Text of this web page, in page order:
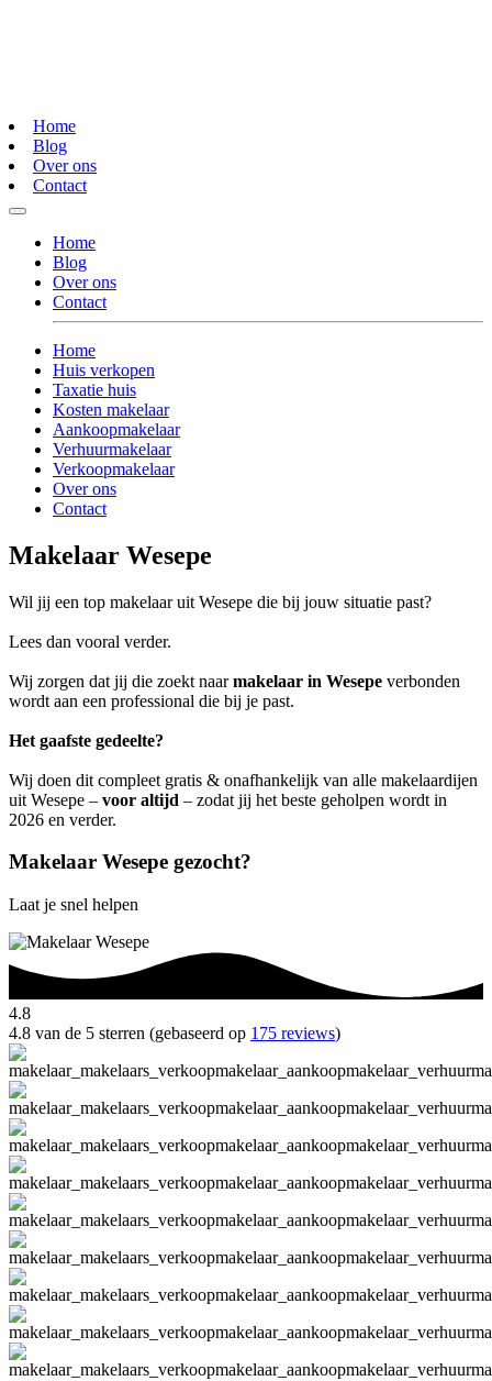
Home
Blog
Over ons
Contact
Home
Blog
Over ons
Contact
Home
Huis verkopen
Taxatie huis
Kosten makelaar
Aankoopmakelaar
Verhuurmakelaar
Verkoopmakelaar
Over ons
Contact
Makelaar Wesepe
Wil jij een top makelaar uit Wesepe die bij jouw situatie past?
Lees dan vooral verder.
Wij zorgen dat jij die zoekt naarmakelaar in Wesepe verbonden
wordt aan een professional die bij je past.
Het gaafste gedeelte?
Wij doen dit compleet gratis & onafhankelijk van alle makelaardijen
uit Wesepe – voor altijd – zodat jij het beste geholpen wordt in
2026 en verder.
Makelaar Wesepe gezocht?
Laat je snel helpen
4.8
4.8 van de 5 sterren (gebaseerd op 175 reviews)